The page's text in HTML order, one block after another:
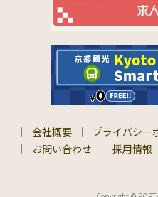
会社概要 プライバシー
お問い合わせ
採用情報